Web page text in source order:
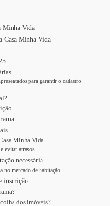
Minha Vida
Casa Minha Vida
para garantir o cadastro
Minha Vida
evitar atrasos
necessária
no mercado de habitação
inscrição
dos imóveis?